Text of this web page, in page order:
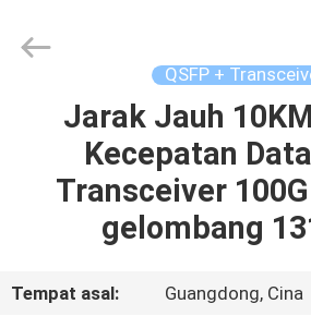
RUMAH
PRODUK
TENTANG
KAMI
Technology
Co.,Ltd..
QSFP +
Jarak Jauh
Kecepatan
Transceiver
gelombang
Tempat asal:
Guangdong, Cina